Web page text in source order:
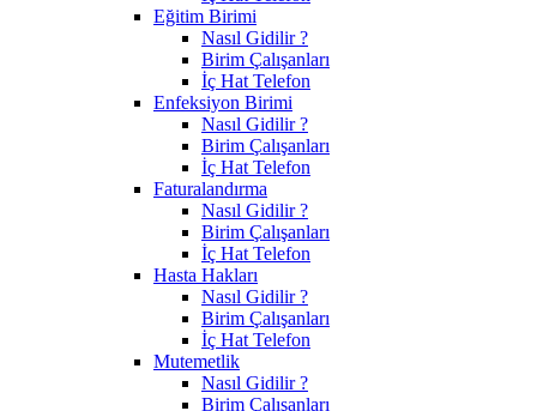
Eğitim Birimi
Nasıl Gidilir ?
Birim Çalışanları
İç Hat Telefon
Enfeksiyon Birimi
Nasıl Gidilir ?
Birim Çalışanları
İç Hat Telefon
Faturalandırma
Nasıl Gidilir ?
Birim Çalışanları
İç Hat Telefon
Hasta Hakları
Nasıl Gidilir ?
Birim Çalışanları
İç Hat Telefon
Mutemetlik
Nasıl Gidilir ?
Birim Çalışanları